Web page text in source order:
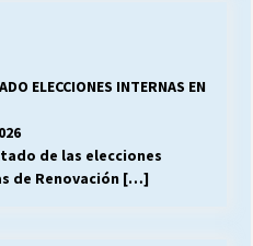
ELECCIONES INTERNAS EN
de las elecciones
de Renovación […]